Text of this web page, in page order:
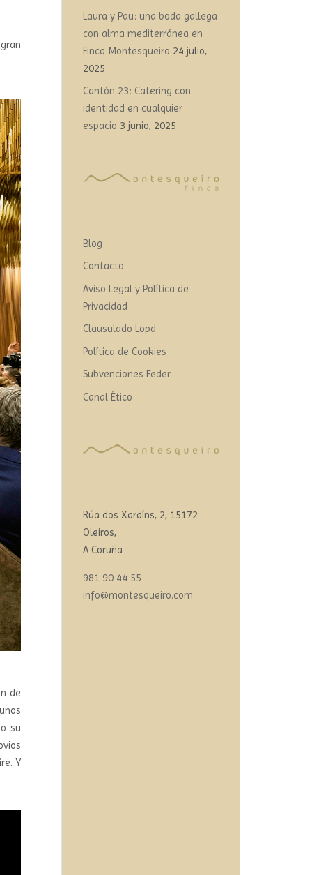
de
su
Y
Laura y Pau: una boda gallega
con alma mediterránea en
Finca Montesqueiro 24 julio,
2025
Cantón 23: Catering con
identidad en cualquier
espacio 3 junio, 2025
Blog
Contacto
Aviso Legal y Política de
Privacidad
Clausulado Lopd
Política de Cookies
Subvenciones Feder
Canal Ético
Rúa dos Xardíns, 2, 15172
Oleiros,
A Coruña
981 90 44 55
info@montesqueiro.com